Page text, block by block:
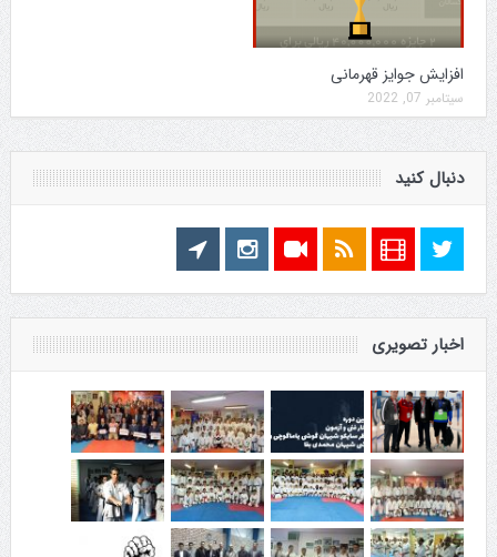
افزایش جوایز قهرمانی
سپتامبر 07, 2022
دنبال کنید
اخبار تصویری